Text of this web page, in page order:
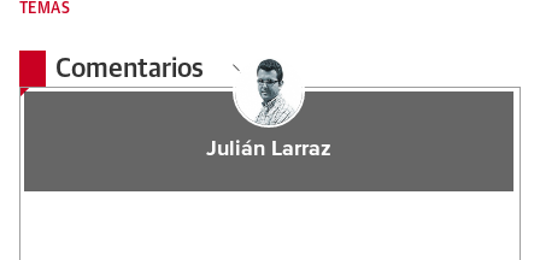
TEMAS
Comentarios
Julián Larraz